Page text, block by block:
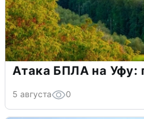
Атака БПЛА на Уфу:
5 августа 0